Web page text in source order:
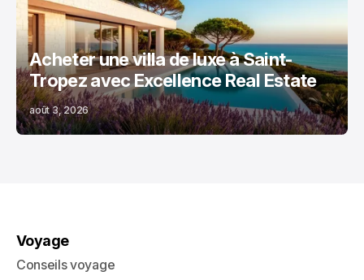
Acheter une villa de luxe à Saint-
Tropez avec Excellence Real Estate
août 3, 2026
Voyage
Conseils voyage